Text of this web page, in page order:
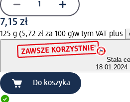
7,15 zł
125 g (5,72 zł za 100 g)w tym VAT plus
Stała
18.01.2024
Do koszyka